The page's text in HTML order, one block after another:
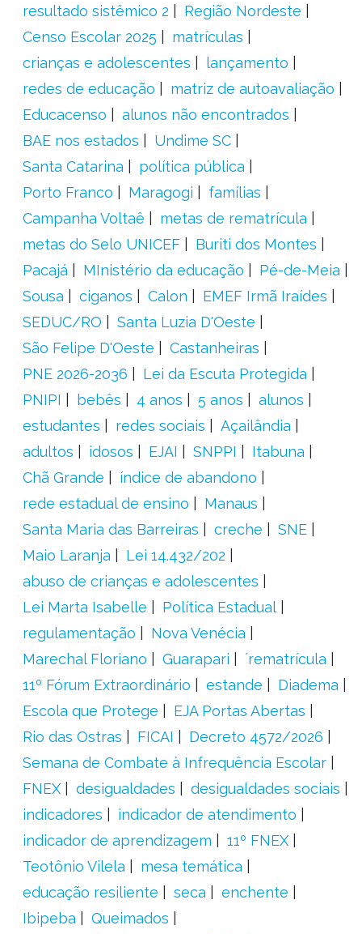
resultado sistêmico 2
Região Nordeste
Censo Escolar 2025
matrículas
crianças e adolescentes
lançamento
redes de educação
matriz de autoavaliação
Educacenso
alunos não encontrados
BAE nos estados
Undime SC
Santa Catarina
política pública
Porto Franco
Maragogi
famílias
Campanha Voltaê
metas de rematrícula
metas do Selo UNICEF
Buriti dos Montes
Pacajá
MInistério da educação
Pé-de-Meia
Sousa
ciganos Calon
EMEF Irmã Iraídes
SEDUC/RO
Santa Luzia D'Oeste
São Felipe D'Oeste
Castanheiras
PNE 2026-2036
Lei da Escuta Protegida
PNIPI
bebês 4 anos 5 anos
alunos
estudantes
redes sociais
Açailândia
adultos
idosos EJAI SNPPI
Itabuna
Chã Grande
índice de abandono
rede estadual de ensino
Manaus
Santa Maria das Barreiras
creche
SNE
Maio Laranja
Lei 14.432/202
abuso de crianças e adolescentes
Lei Marta Isabelle
Política Estadual
regulamentação
Nova Venécia
Marechal Floriano
Guarapari
´rematrícula
11º Fórum Extraordinário
estande
Diadema
Escola que Protege
EJA Portas Abertas
Rio das Ostras
FICAI
Decreto 4572/2026
Semana de Combate à Infrequência Escolar
FNEX
desigualdades
desigualdades sociais
indicadores
indicador de atendimento
indicador de aprendizagem
11º FNEX
Teotônio Vilela
mesa temática
educação resiliente
seca
enchente
Ibipeba
Queimados